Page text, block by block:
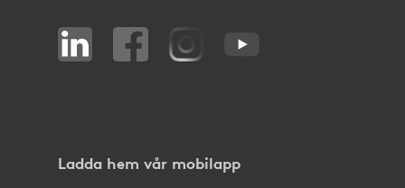
Ladda hem vår mobilapp